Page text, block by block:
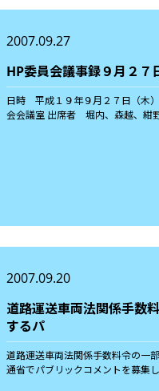
2007.09.27
HP委員会議事録９月２７
日時 平成１９年９月２７日（木
会会議室 出席者 堀内、森越、紺
2007.09.20
道路運送車両法関係手数
するパ
道路運送車両法関係手数料令の一
通省でパブリックコメントを募集